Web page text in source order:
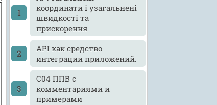
координати і узагальнені
швидкості та
прискорення
API как средство
интеграции приложений.
C04 ППВ с
комментариями и
примерами